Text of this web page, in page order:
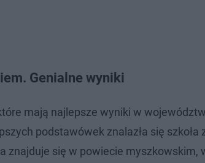
Genialne wyniki
mają najlepsze wyniki w
podstawówek znalazła się szkoła
znajduje się w powiecie myszkowskim,